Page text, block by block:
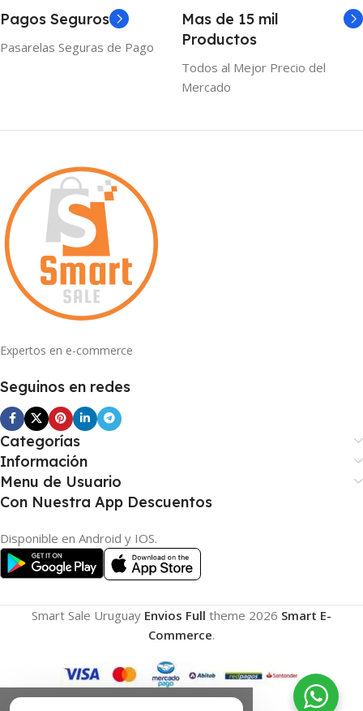
Pagos Seguros
Pasarelas Seguras de Pago
Mas de 15 mil
Productos
Todos al Mejor Precio del
Mercado
Expertos en e-commerce
Seguinos en redes
Categorías
Información
Menu de Usuario
Con Nuestra App Descuentos
Disponible en Android y IOS.
Smart Sale Uruguay Envios Full theme 2026 Smart E-
Commerce.